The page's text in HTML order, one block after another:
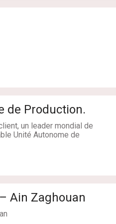
optimiser la productivité
14001 et ISO 45001.
de
jaffel ect... couple
de Production.
un leader mondial de
Unité Autonome de
milieu industriel
Ain Zaghouan